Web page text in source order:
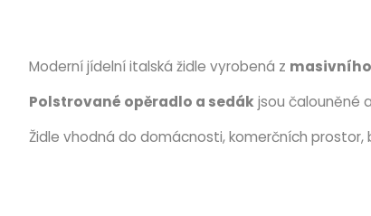
Moderní jídelní italská židle vyrobená z
Polstrované opěradlo a sedák jsou čalouněné
Židle vhodná do domácnosti, komerčních prostor,